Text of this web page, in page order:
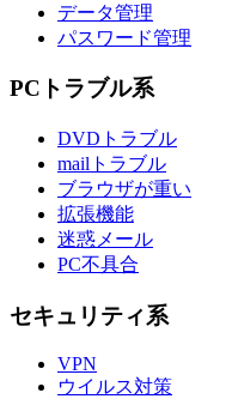
データ管理
パスワード管理
PCトラブル系
DVDトラブル
mailトラブル
ブラウザが重い
拡張機能
迷惑メール
PC不具合
セキュリティ系
VPN
ウイルス対策